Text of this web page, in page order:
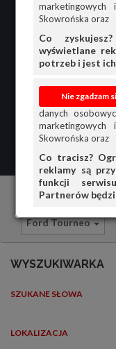
Skowrońska oraz
Co
wyświetlane
potrzeb i jest
danych
Skowrońska oraz
Co tracisz?
reklamy są
funkcji
Partnerów
MENU
Samochody
Ford Tourneo
WYSZUKIWARKA
SZUKANE SŁOWA
LOKALIZACJA